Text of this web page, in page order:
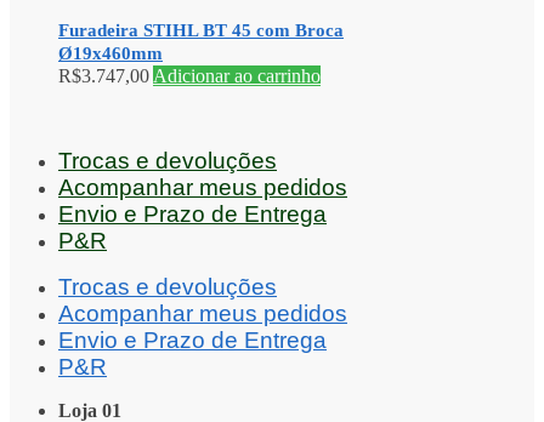
Furadeira STIHL BT 45 com Broca
Ø19x460mm
R$3.747,00 Adicionar ao carrinho
Trocas e devoluções
Acompanhar meus pedidos
Envio e Prazo de Entrega
P&R
Trocas e devoluções
Acompanhar meus pedidos
Envio e Prazo de Entrega
P&R
Loja 01